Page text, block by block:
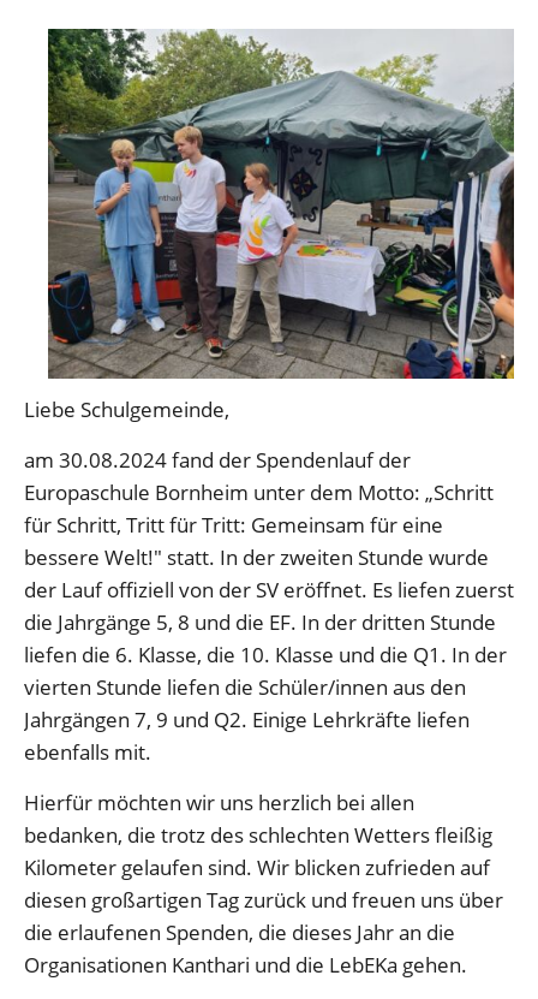
Liebe Schulgemeinde,
am 30.08.2024 fand der Spendenlauf der
Europaschule Bornheim unter dem Motto: „Schritt
für Schritt, Tritt für Tritt: Gemeinsam für eine
bessere Welt!" statt. In der zweiten Stunde wurde
der Lauf offiziell von der SV eröffnet. Es liefen zuerst
die Jahrgänge 5, 8 und die EF. In der dritten Stunde
liefen die 6. Klasse, die 10. Klasse und die Q1. In der
vierten Stunde liefen die Schüler/innen aus den
Jahrgängen 7, 9 und Q2. Einige Lehrkräfte liefen
ebenfalls mit.
Hierfür möchten wir uns herzlich bei allen
bedanken, die trotz des schlechten Wetters fleißig
Kilometer gelaufen sind. Wir blicken zufrieden auf
diesen großartigen Tag zurück und freuen uns über
die erlaufenen Spenden, die dieses Jahr an die
Organisationen Kanthari und die LebEKa gehen.